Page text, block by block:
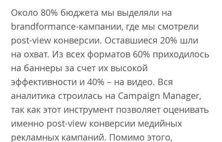
Около 80% бюджета мы выделяли на
brandformance-кампании, где мы смотрели
post-view конверсии. Оставшиеся 20% шли
на охват. Из всех форматов 60% приходилось
на баннеры за счет их высокой
эффективности и 40% – на видео. Вся
аналитика строилась на Campaign Manager,
так как этот инструмент позволяет оценивать
именно post-view конверсии медийных
рекламных кампаний. Помимо этого,